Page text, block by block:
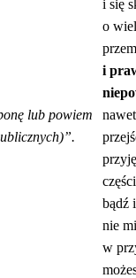
lub powiem
i się
o
i
bądź
nie
w